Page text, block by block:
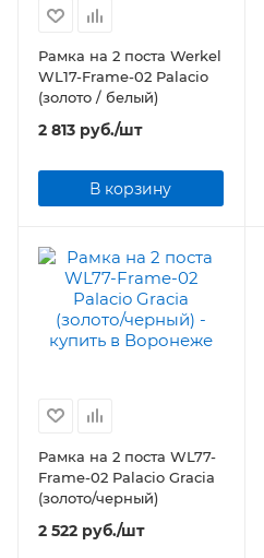
Рамка на 2 поста Werkel
WL17-Frame-02 Palacio
(золото / белый)
2 813 руб./шт
В корзину
Рамка на 2 поста WL77-
Frame-02 Palacio Gracia
(золото/черный)
2 522 руб./шт